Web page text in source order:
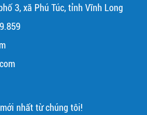
3, xã Phú Túc, tỉnh Vĩnh Long
nhất từ chúng tôi!